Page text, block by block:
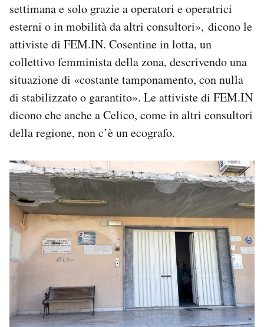
settimana e solo grazie a operatori e operatrici
esterni o in mobilità da altri consultori», dicono le
attiviste di FEM.IN. Cosentine in lotta, un
collettivo femminista della zona, descrivendo una
situazione di «costante tamponamento, con nulla
di stabilizzato o garantito». Le attiviste di FEM.IN
dicono che anche a Celico, come in altri consultori
della regione, non c’è un ecografo.